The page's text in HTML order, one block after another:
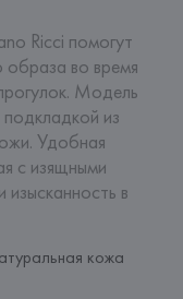
Ricci помогут
образа во время
Модель
подкладкой из
Удобная
с изящными
в
кожа